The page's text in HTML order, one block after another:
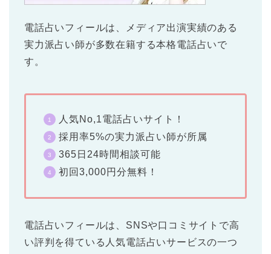
電話占いフィールは、メディア出演実績のある
実力派占い師が多数在籍する本格電話占いで
す。
人気No,1電話占いサイト！
採用率5%の実力派占い師が所属
365日24時間相談可能
初回3,000円分無料！
電話占いフィールは、SNSや口コミサイトで高
い評判を得ている人気電話占いサービスの一つ